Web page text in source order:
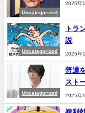
Uncategorized
2025年
Uncategorized
トラ
説
2025年
Uncategorized
普通
スト
2025年